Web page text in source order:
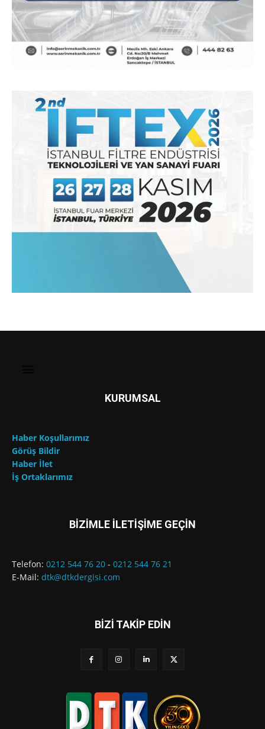
KURUMSAL
Haber Koşullarımız
Görüş Bildir
Haber İlet
İş Ortaklarımız
BİZİMLE İLETİŞİME GEÇİN
Telefon: 0212 544 76 20 - 0212 544 76 21
E-Mail: dtk@dtkdergisi.com
BİZİ TAKİP EDİN